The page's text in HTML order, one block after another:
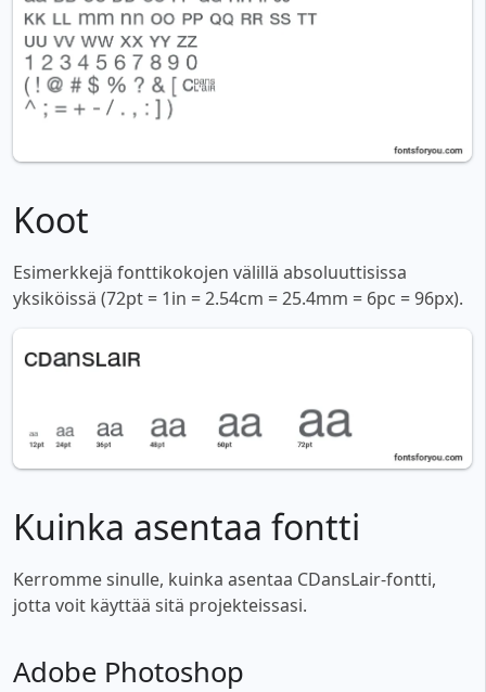
Koot
Esimerkkejä fonttikokojen välillä absoluuttisissa
yksiköissä (72pt = 1in = 2.54cm = 25.4mm = 6pc = 96px).
Kuinka asentaa fontti
Kerromme sinulle, kuinka asentaa CDansLair-fontti,
jotta voit käyttää sitä projekteissasi.
Adobe Photoshop